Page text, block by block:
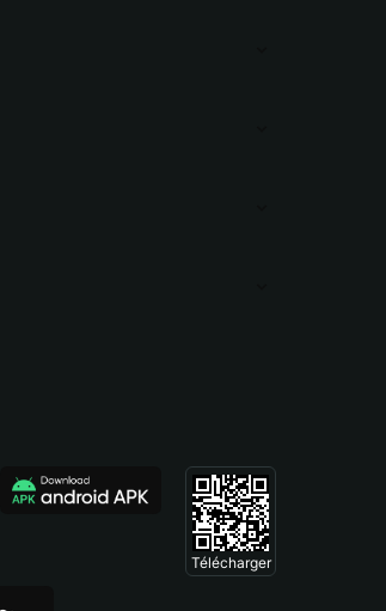
Télécharger